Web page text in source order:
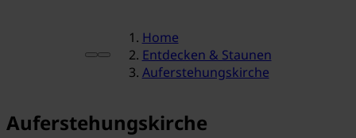
Home
Entdecken & Staunen
Auferstehungskirche
Auferstehungskirche